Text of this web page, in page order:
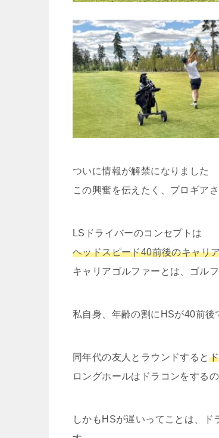
ついに情報が解禁になりました
この興奮を伝えたく、プロギア
LSドライバーのコンセプトは
ヘッドスピード40前後のキャリ
キャリアゴルファーとは、ゴル
私自身、年齢の割にHSが40前
同年代の友人とラウンドすると
ロングホールはドラコンをする
しかもHSが遅いってことは、